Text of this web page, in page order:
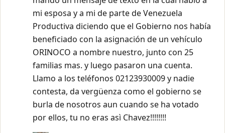
mi esposa y a mi de parte de Venezuela
Productiva diciendo que el Gobierno nos había
beneficiado con la asignación de un vehículo
ORINOCO a nombre nuestro, junto con 25
familias mas. y luego pasaron una cuenta.
Llamo a los teléfonos 02123930009 y nadie
contesta, da vergüenza como el gobierno se
burla de nosotros aun cuando se ha votado
por ellos, tu no eras asì Chavez!!!!!!!!